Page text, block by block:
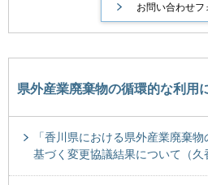
県外産業廃棄物の循環的な利用
「香川県における県外産業廃棄
基づく変更協議結果について（久